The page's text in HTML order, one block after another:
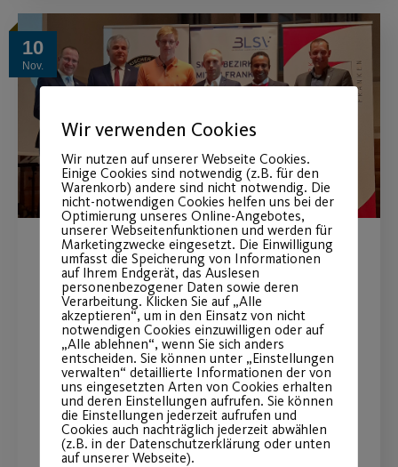
10
Nov.
Auszeichnung der
Hilfsaktion unserer
Barracudas!
Wir gratulieren herzlich zur
Prämierung.
WEITERLESEN
Wir verwenden Cookies
Wir nutzen auf unserer Webseite Cookies.
Einige Cookies sind notwendig (z.B. für den
Warenkorb) andere sind nicht notwendig. Die
nicht-notwendigen Cookies helfen uns bei der
Optimierung unseres Online-Angebotes,
unserer Webseitenfunktionen und werden für
Marketingzwecke eingesetzt. Die Einwilligung
umfasst die Speicherung von Informationen
auf Ihrem Endgerät, das Auslesen
personenbezogener Daten sowie deren
Verarbeitung. Klicken Sie auf „Alle
akzeptieren“, um in den Einsatz von nicht
notwendigen Cookies einzuwilligen oder auf
„Alle ablehnen“, wenn Sie sich anders
entscheiden. Sie können unter „Einstellungen
verwalten“ detaillierte Informationen der von
uns eingesetzten Arten von Cookies erhalten
und deren Einstellungen aufrufen. Sie können
die Einstellungen jederzeit aufrufen und
Cookies auch nachträglich jederzeit abwählen
(z.B. in der Datenschutzerklärung oder unten
auf unserer Webseite).